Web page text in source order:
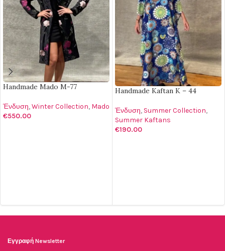
Handmade Mado M-77
Ένδυση,Winter Collection, Mado
€550.00
Handmade Kaftan K – 44
Ένδυση, Summer Collection,
Summer Kaftans
€190.00
Εγγραφή Newsletter